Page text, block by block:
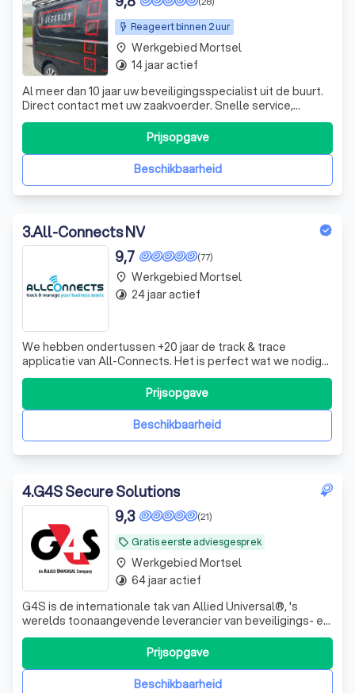
Reageert binnen 2 uur
Al meer dan 10 jaar uw beveiligingsspecialist uit de buurt.
Direct contact met uw zaakvoerder. Snelle service,
persoonlijk advies, alarmsystemen op maat.
Beschikbaarheid
Prijsopgave
place Werkgebied Mortsel
timelapse 14 jaar actief
3.All-Connects NV
(77)
9,7
We hebben ondertussen +20 jaar de track & trace
applicatie van All-Connects. Het is perfect wat we nodig
hadden. Een login en wat uitleg. Meer hadden mijn
medewerkers niet nodig. Super service!
Beschikbaarheid
Prijsopgave
place Werkgebied Mortsel
timelapse 24 jaar actief
4.G4S Secure Solutions
local_offer Gratis eerste adviesgesprek
(21)
9,3
G4S is de internationale tak van Allied Universal®, 's
werelds toonaangevende leverancier van beveiligings- en
facilitaire diensten en een vertrouwde partner voor meer
dan 400 van de Fortune 500-bedrijven. Het bedrijf levert
ongeëvenaarde klantrelaties, innovatieve oplossingen,
geavanceerde slimme tBeschikbaarheid
Prijsopgave
place Werkgebied Mortsel
timelapse 64 jaar actief